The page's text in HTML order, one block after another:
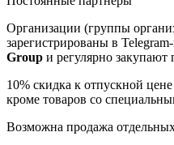
Организации (группы
зарегистрированы в
Group и регулярно
10% скидка к отпускной цене
кроме товаров со
Возможна продажа